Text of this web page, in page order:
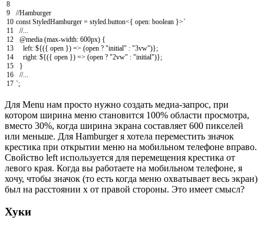
8
9
10
11
12
13
14
15
16
17
//Hamburger
const StyledHamburger = styled button<{ open: boolean }>`
//...
@media (max-width: 600px) {
left: ${({ open }) => (open ? "initial" : "3vw")};
right: ${({ open }) => (open ? "2vw" : "initial")};
}
//...
`;
Для Menu нам просто нужно создать медиа-запрос, при
котором ширина меню становится 100% области просмотра,
вместо 30%, когда ширина экрана составляет 600 пикселей
или меньше. Для Hamburger я хотела переместить значок
крестика при открытии меню на мобильном телефоне вправо.
Свойство left используется для перемещения крестика от
левого края. Когда вы работаете на мобильном телефоне, я
хочу, чтобы значок (то есть когда меню охватывает весь экран)
был на расстоянии x от правой стороны. Это имеет смысл?
Хуки